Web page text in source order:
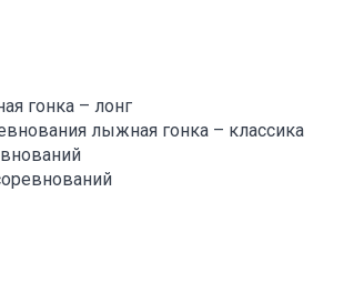
гонка – лонг
лыжная гонка – классика